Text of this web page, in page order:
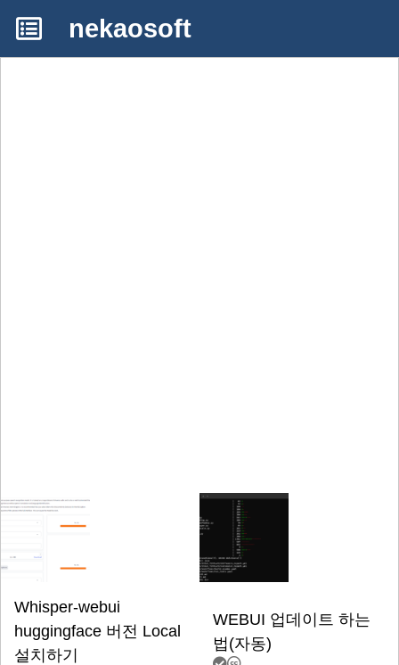
nekaosoft
Whisper-webui
huggingface 버전 Local
설치하기
WEBUI 업데이트 하는
법(자동)